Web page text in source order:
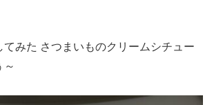
みた さつまいものクリームシチュー
～